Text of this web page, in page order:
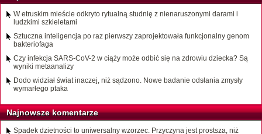
W etruskim mieście odkryto rytualną studnię z nienaruszonymi darami i
ludzkimi szkieletami
Sztuczna inteligencja po raz pierwszy zaprojektowała funkcjonalny genom
bakteriofaga
Czy infekcja SARS-CoV-2 w ciąży może odbić się na zdrowiu dziecka? Są
wyniki metaanalizy
Dodo widział świat inaczej, niż sądzono. Nowe badanie odsłania zmysły
wymarłego ptaka
Najnowsze komentarze
Spadek dzietności to uniwersalny wzorzec. Przyczyna jest prostsza, niż